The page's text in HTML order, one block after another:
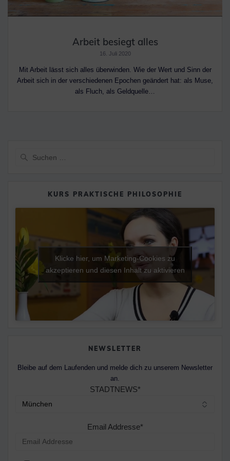
Arbeit besiegt alles
16. Juli 2020
Mit Arbeit lässt sich alles überwinden. Wie der Wert und Sinn der
Arbeit sich in der verschiedenen Epochen geändert hat: als Muse,
als Fluch, als Geldquelle…
KURS PRAKTISCHE PHILOSOPHIE
Klicke hier, um Marketing-Cookies zu
akzeptieren und diesen Inhalt zu aktivieren
NEWSLETTER
Bleibe auf dem Laufenden und melde dich zu unserem Newsletter
an.
STADTNEWS*
Email Addresse*